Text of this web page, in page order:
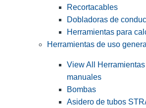
Recortacables
Dobladoras de
Herramientas para
Herramientas de uso
View All
manuales
Bombas
Asidero de tubos